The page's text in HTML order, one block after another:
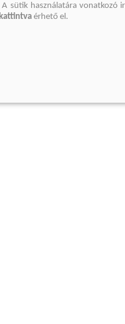
sütik használatára vonatkozó
érhető el.